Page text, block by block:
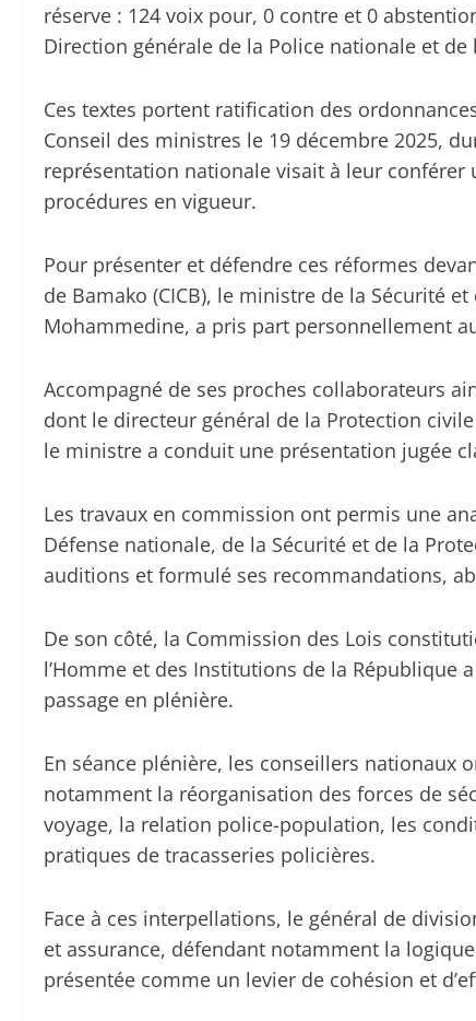
réserve : 124 voix pour, 0 contre et 0
Direction générale de la Police nationale et
Ces textes portent ratification des
Conseil des ministres le 19 décembre 2025,
représentation nationale visait à leur
procédures en vigueur.
Pour présenter et défendre ces réformes
de Bamako (CICB), le ministre de la Sécurité
Mohammedine, a pris part personnellement
Accompagné de ses proches collaborateurs
dont le directeur général de la Protection
le ministre a conduit une présentation jugée
Les travaux en commission ont permis une
Défense nationale, de la Sécurité et de la
auditions et formulé ses recommandations,
De son côté, la Commission des Lois
l’Homme et des Institutions de la
passage en plénière.
En séance plénière, les conseillers nationaux
notamment la réorganisation des forces de
voyage, la relation police-population, les
pratiques de tracasseries policières.
Face à ces interpellations, le général de
et assurance, défendant notamment la
présentée comme un levier de cohésion et